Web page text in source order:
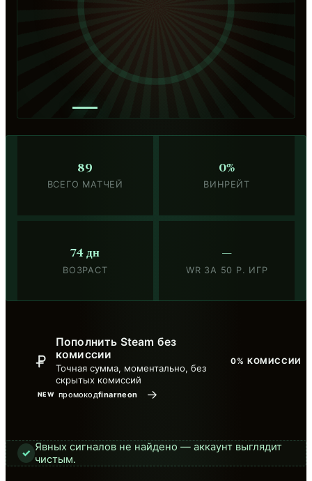
—
89
ВСЕГО МАТЧЕЙ
0%
ВИНРЕЙТ
74 дн
ВОЗРАСТ
—
WR ЗА 50 Р. ИГР
0% КОМИССИИ
NEW промокодfinarneon
Пополнить Steam без
комиссии
Точная сумма, моментально, без
скрытых комиссий
→
✓ Явных сигналов не найдено — аккаунт выглядит
чистым.